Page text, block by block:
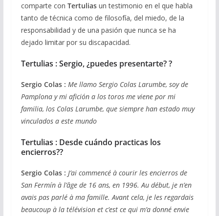
comparte con Tertuliasun testimonio en el que habla
tanto de técnica como de filosofía, del miedo, de la
responsabilidad y de una pasión que nunca se ha
dejado limitar por su discapacidad.
Tertulias : Sergio, ¿puedes presentarte? ?
Sergio Colas : Me llamo Sergio Colas Larumbe, soy de
Pamplona y mi afición a los toros me viene por mi
familia, los Colas Larumbe, que siempre han estado muy
vinculados a este mundo
Tertulias : Desde cuándo practicas los
encierros??
Sergio Colas : J’ai commencé à courir les encierros de
San Fermín à l’âge de 16 ans, en 1996. Au début, je n’en
avais pas parlé à ma famille. Avant cela, je les regardais
beaucoup à la télévision et c’est ce qui m’a donné envie